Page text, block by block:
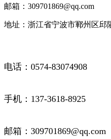
邮箱：309701869@qq.com
地址：浙江省宁波市鄆州区邱
电话：0574-83074908
手机：137-3618-8925
邮箱：309701869@qq.com